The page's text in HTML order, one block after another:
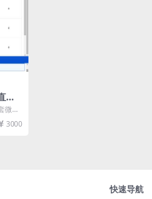
销
微客
3000
快速导航